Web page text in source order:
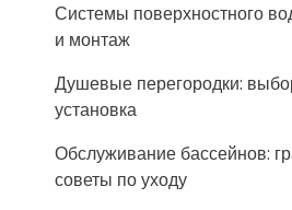
Системы поверхностного
и монтаж
Душевые перегородки:
установка
Обслуживание бассейнов:
советы по уходу